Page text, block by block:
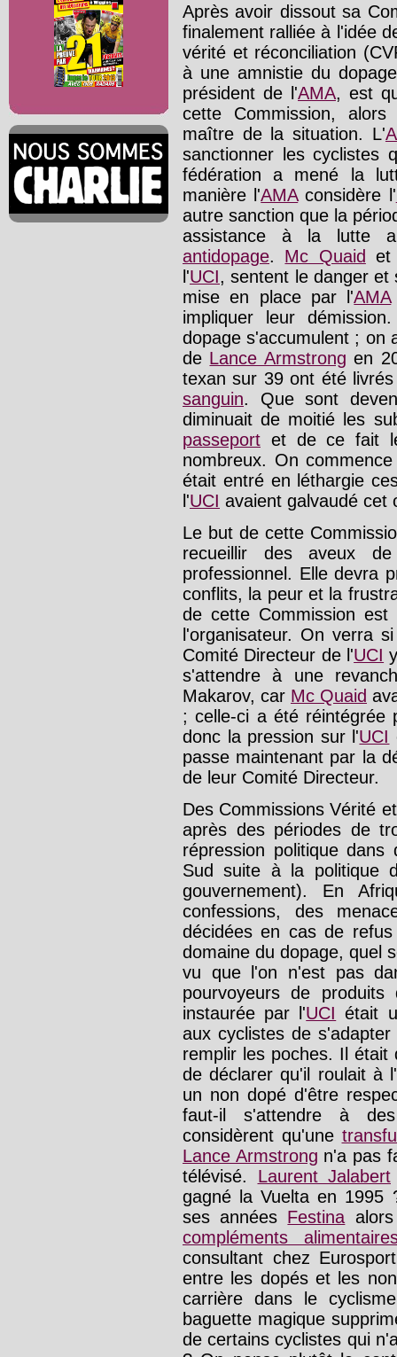
Après avoir dissout sa
finalement ralliée à l'idée
vérité et réconciliation
à une amnistie du
président de l'AMA, est
cette Commission,
maître de la situation. L'
sanctionner les cyclistes
fédération a mené la
manière l'AMAconsidère l'
autre sanction que la
assistance à la lutte
antidopage. Mc Quaid
l'UCI, sentent le danger et
mise en place par l'AMA
impliquer leur
dopage s'accumulent ; on
de Lance Armstrong en
texan sur 39 ont été
sanguin. Que sont
diminuait de moitié les
passeport et de ce fait
nombreux. On
était entré en léthargie
l'UCI avaient galvaudé cet
Le but de cette
recueillir des aveux
professionnel. Elle devra
conflits, la peur et la
de cette Commission
l'organisateur. On verra
Comité Directeur de l'UCI
s'attendre à une
Makarov, car Mc Quaid
; celle-ci a été
donc la pression sur l'UCI
passe maintenant par la
de leur Comité Directeur.
Des Commissions Vérité
après des périodes de
répression politique
Sud suite à la politique
gouvernement). En
confessions, des
décidées en cas de
domaine du dopage, quel
vu que l'on n'est pas
pourvoyeurs de
instaurée par l'UCI était
aux cyclistes de
remplir les poches. Il était
de déclarer qu'il roulait à
un non dopé d'être
faut-il s'attendre à
considèrent qu'une
Lance Armstrong n'a pas
télévisé. Laurent Jalabert
gagné la Vuelta en
ses années Festina
compléments
consultant chez
entre les dopés et les
carrière dans le
baguette magique
de certains cyclistes qui